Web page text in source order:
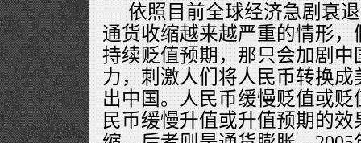
依照目前全球经济急剧衰
通货收缩越来越严重的情形
持续贬值预期，那只会加剧
力，刺激人们将人民币转换
出中国。人民币缓慢贬值或
民币缓慢升值或升值预期的